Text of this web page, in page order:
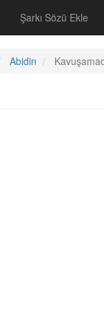
Şarkı Sözü Ekle
Abidin